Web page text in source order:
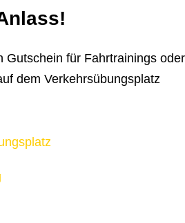
Gutschein für Fahrtrainings oder
dem Verkehrsübungsplatz